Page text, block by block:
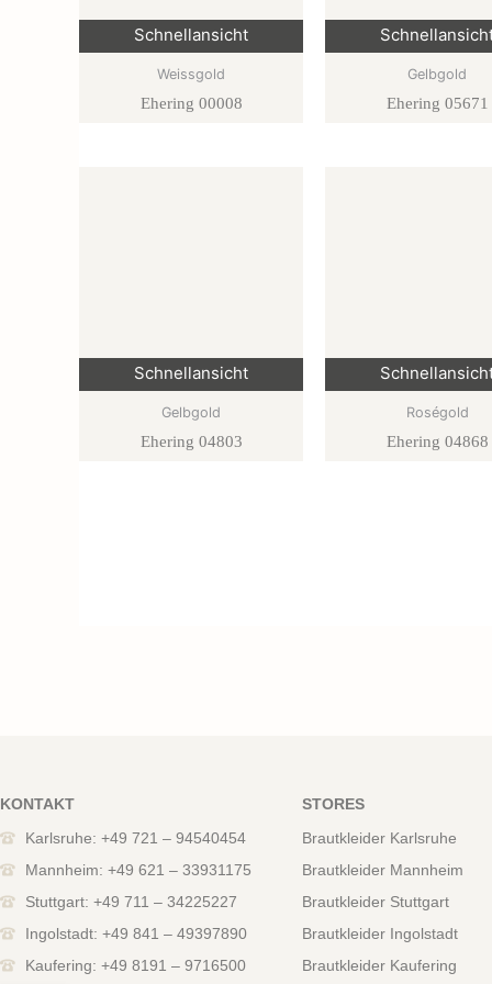
Schnellansicht
Weissgold
Ehering 00008
Gelbgold
Ehering 05671
Schnellansicht
Gelbgold
Ehering 04803
Roségold
Ehering 04868
KONTAKT
Karlsruhe: +49 721 – 94540454
Mannheim: +49 621 – 33931175
Stuttgart: +49 711 – 34225227
Ingolstadt: +49 841 – 49397890
Kaufering: +49 8191 – 9716500
STORES
Brautkleider Karlsruhe
Brautkleider Mannheim
Brautkleider Stuttgart
Brautkleider Ingolstadt
Brautkleider Kaufering